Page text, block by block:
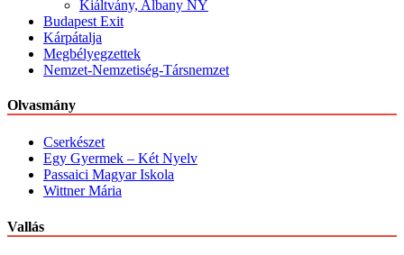
Kiáltvány, Albany NY
Budapest Exit
Kárpátalja
Megbélyegzettek
Nemzet-Nemzetiség-Társnemzet
Olvasmány
Cserkészet
Egy Gyermek – Két Nyelv
Passaici Magyar Iskola
Wittner Mária
Vallás